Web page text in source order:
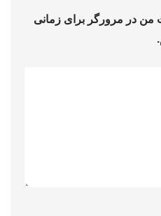
من در مرورگر برای زمانی